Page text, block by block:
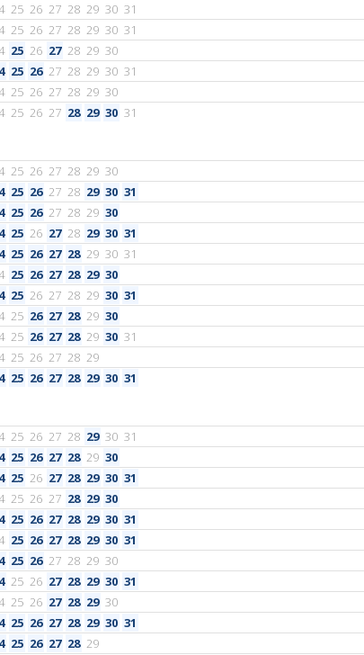
25 26 27 28 29 30 31
25 26 27 28 29 30 31
25 26 27 28 29 30
25 26 27 28 29 30 31
25 26 27 28 29 30
25 26 27 28 29 30 31
25 26 27 28 29 30
25 26 27 28 29 30 31
25 26 27 28 29 30
25 26 27 28 29 30 31
25 26 27 28 29 30 31
25 26 27 28 29 30
25 26 27 28 29 30 31
25 26 27 28 29 30
25 26 27 28 29 30 31
25 26 27 28 29
25 26 27 28 29 30 31
25 26 27 28 29 30 31
25 26 27 28 29 30
25 26 27 28 29 30 31
25 26 27 28 29 30
25 26 27 28 29 30 31
25 26 27 28 29 30 31
25 26 27 28 29 30
25 26 27 28 29 30 31
25 26 27 28 29 30
25 26 27 28 29 30 31
25 26 27 28 29